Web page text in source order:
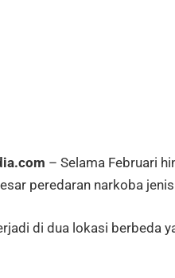
– Selama Februari
peredaran narkoba
di dua lokasi berbeda